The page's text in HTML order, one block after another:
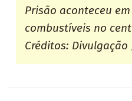
Prisão aconteceu
combustíveis no
Créditos: Divulgação